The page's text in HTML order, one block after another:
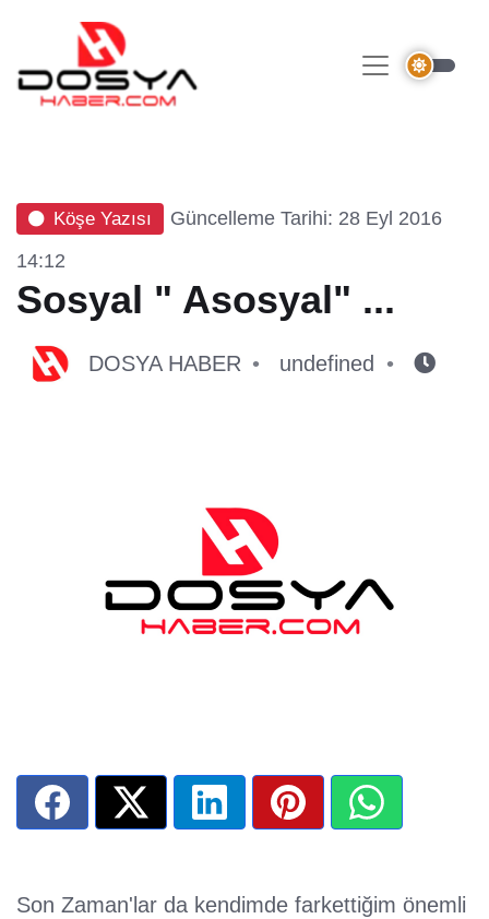
Köşe Yazısı
Güncelleme Tarihi: 28 Eyl 2016
14:12
Sosyal " Asosyal" ...
DOSYA HABER undefined
Son Zaman'lar da kendimde farkettiğim önemli